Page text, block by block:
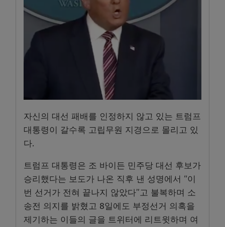
자신의 대선 패배를 인정하지 않고 있는 트럼프
대통령이 갈수록 고립무원 지경으로 몰리고 있
다.
트럼프 대통령은 조 바이든 민주당 대선 후보가
승리했다는 보도가 나온 직후 낸 성명에서 “이
번 선거가 전혀 끝나지 않았다”고 불복하며 소
송전 의지를 밝혔고 8일에도 부정선거 의혹을
제기하는 이들의 글을 트위터에 리트윗하며 여